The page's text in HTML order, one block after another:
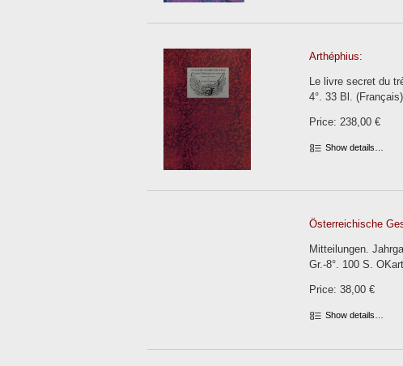
Arthéphius:
Le livre secret du
4°. 33 Bl.
Price: 238,00 €
Show details…
Österreichische
Mitteilungen.
Gr.-8°. 100 S.
Price: 38,00 €
Show details…